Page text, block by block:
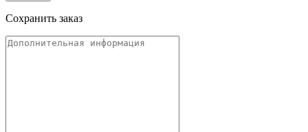
Сохранить заказ